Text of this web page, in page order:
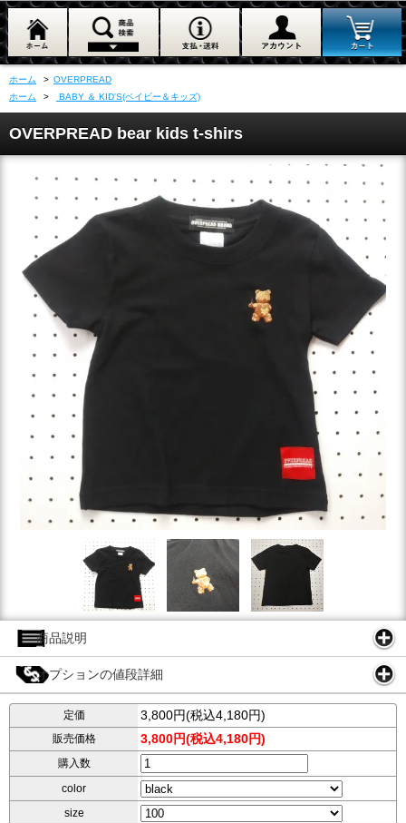
ホーム > OVERPREAD
ホーム
> BABY ＆ KID'S(ベイビー＆キッズ)
OVERPREAD bear kids t-shirs
商品説明
オプションの値段詳細
定価 3,800円(税込4,180円)
販売価格 3,800円(税込4,180円)
購入数
color
size